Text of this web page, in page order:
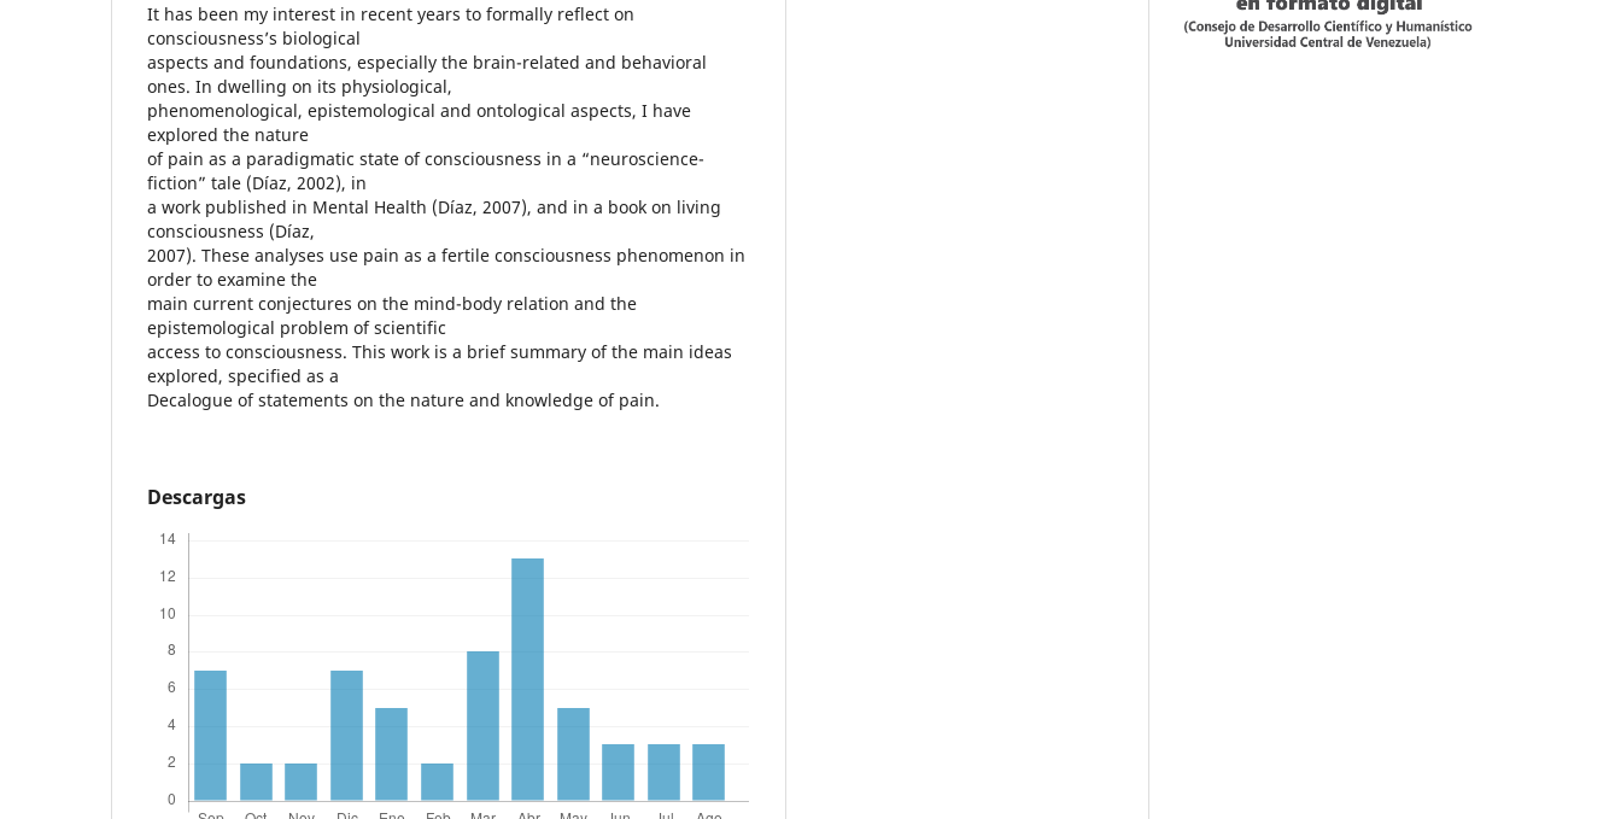
It has been my interest in recent years to formally reflect on
consciousness’s biological
aspects and foundations, especially the brain-related and behavioral
ones. In dwelling on its physiological,
phenomenological, epistemological and ontological aspects, I have
explored the nature
of pain as a paradigmatic state of consciousness in a “neuroscience-
fiction” tale (Díaz, 2002), in
a work published in Mental Health (Díaz, 2007), and in a book on living
consciousness (Díaz,
2007). These analyses use pain as a fertile consciousness phenomenon in
order to examine the
main current conjectures on the mind-body relation and the
epistemological problem of scientific
access to consciousness. This work is a brief summary of the main ideas
explored, specified as a
Decalogue of statements on the nature and knowledge of pain.
Descargas